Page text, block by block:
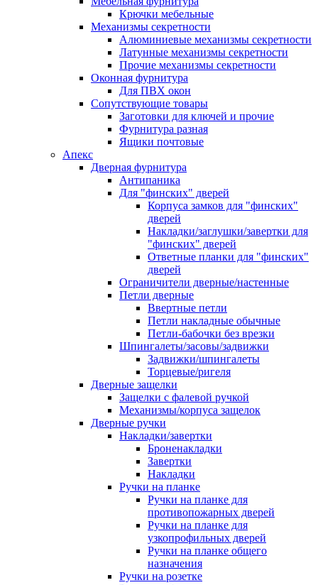
Крючки мебельные
Механизмы секретности
Алюминиевые механизмы секретности
Латунные механизмы секретности
Прочие механизмы секретности
Оконная фурнитура
Для ПВХ окон
Сопутствующие товары
Заготовки для ключей и прочие
Фурнитура разная
Ящики почтовые
Апекс
Дверная фурнитура
Антипаника
Для "финских" дверей
Корпуса замков для "финских"
дверей
Накладки/заглушки/завертки для
"финских" дверей
Ответные планки для "финских"
дверей
Ограничители дверные/настенные
Петли дверные
Ввертные петли
Петли накладные обычные
Петли-бабочки без врезки
Шпингалеты/засовы/задвижки
Задвижки/шпингалеты
Торцевые/ригеля
Дверные защелки
Защелки с фалевой ручкой
Механизмы/корпуса защелок
Дверные ручки
Накладки/завертки
Броненакладки
Завертки
Накладки
Ручки на планке
Ручки на планке для
противопожарных дверей
Ручки на планке для
узкопрофильных дверей
Ручки на планке общего
назначения
Ручки на розетке